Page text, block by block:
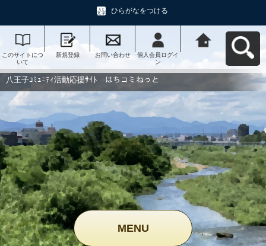
ひらがなをつける
このサイトにつ
いて
新規登録 お問い合わせ
個人会員ログイ
ン
動応援ｻｲﾄ はち
コミねっとへ戻
八王子ｺﾐｭﾆﾃｨ活動応援ｻｲﾄ はちコミねっと
MENU